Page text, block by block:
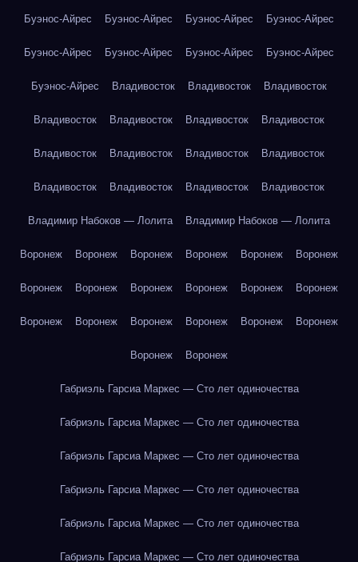
Буэнос-Айрес Буэнос-Айрес Буэнос-Айрес Буэнос-Айрес
Буэнос-Айрес Буэнос-Айрес Буэнос-Айрес Буэнос-Айрес
Буэнос-Айрес Владивосток Владивосток Владивосток
Владивосток Владивосток Владивосток Владивосток
Владивосток Владивосток Владивосток Владивосток
Владивосток Владивосток Владивосток Владивосток
Владимир Набоков — Лолита Владимир Набоков — Лолита
Воронеж Воронеж Воронеж Воронеж Воронеж Воронеж
Воронеж Воронеж Воронеж Воронеж Воронеж Воронеж
Воронеж Воронеж Воронеж Воронеж Воронеж Воронеж
Воронеж Воронеж
Габриэль Гарсиа Маркес — Сто лет одиночества
Габриэль Гарсиа Маркес — Сто лет одиночества
Габриэль Гарсиа Маркес — Сто лет одиночества
Габриэль Гарсиа Маркес — Сто лет одиночества
Габриэль Гарсиа Маркес — Сто лет одиночества
Габриэль Гарсиа Маркес — Сто лет одиночества